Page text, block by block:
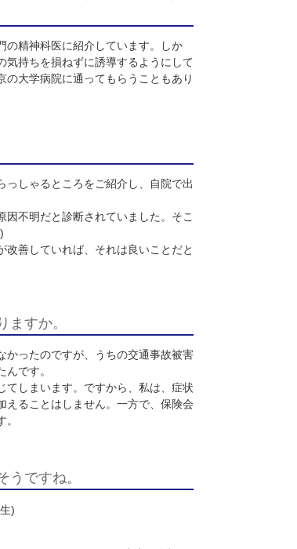
うに努
れていらっしゃるということでしょう
場合は、専門の精神科医に紹介しています。しか
で、患者様の気持ちを損ねずに誘導するようにし
います。東京の大学病院に通ってもらうこともあ
ね。
とされていらっしゃるところをご紹介し、自院で
通っても、原因不明だと診断されていました。そ
た。